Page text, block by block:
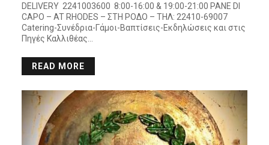
DELIVERY 2241003600 8:00-16:00 & 19:00-21:00 PANE DI
CAPO – AT RHODES – ΣΤΗ ΡΟΔΟ – ΤΗΛ: 22410-69007
Catering-Συνέδρια-Γάμοι-Βαπτίσεις-Εκδηλώσεις και στις
Πηγές Καλλιθέας…
READ MORE